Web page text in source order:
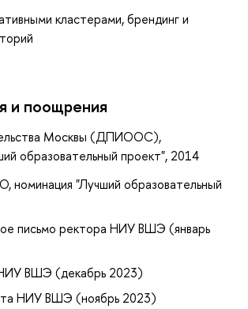
кластерами, брендинг и
и поощрения
Москвы (ДПИООС),
образовательный проект", 2014
номинация "Лучший образовательный
письмо ректора НИУ ВШЭ (январь
ВШЭ (декабрь 2023)
НИУ ВШЭ (ноябрь 2023)